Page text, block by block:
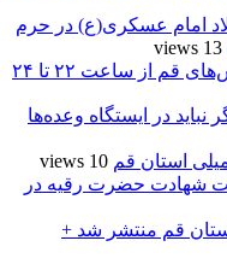
امام عسکری(ع) در حرم
13 views
از ساعت ۲۲ تا ۲۴
در ایستگاه وعده‌ها
استان قم 10 views
شهادت حضرت رقیه در
جمعیتی سال ۱۴۰۴ استان قم منتشر شد +